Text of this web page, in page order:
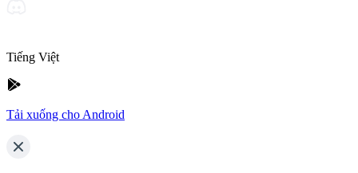
Tiếng Việt
Tải xuống cho Android